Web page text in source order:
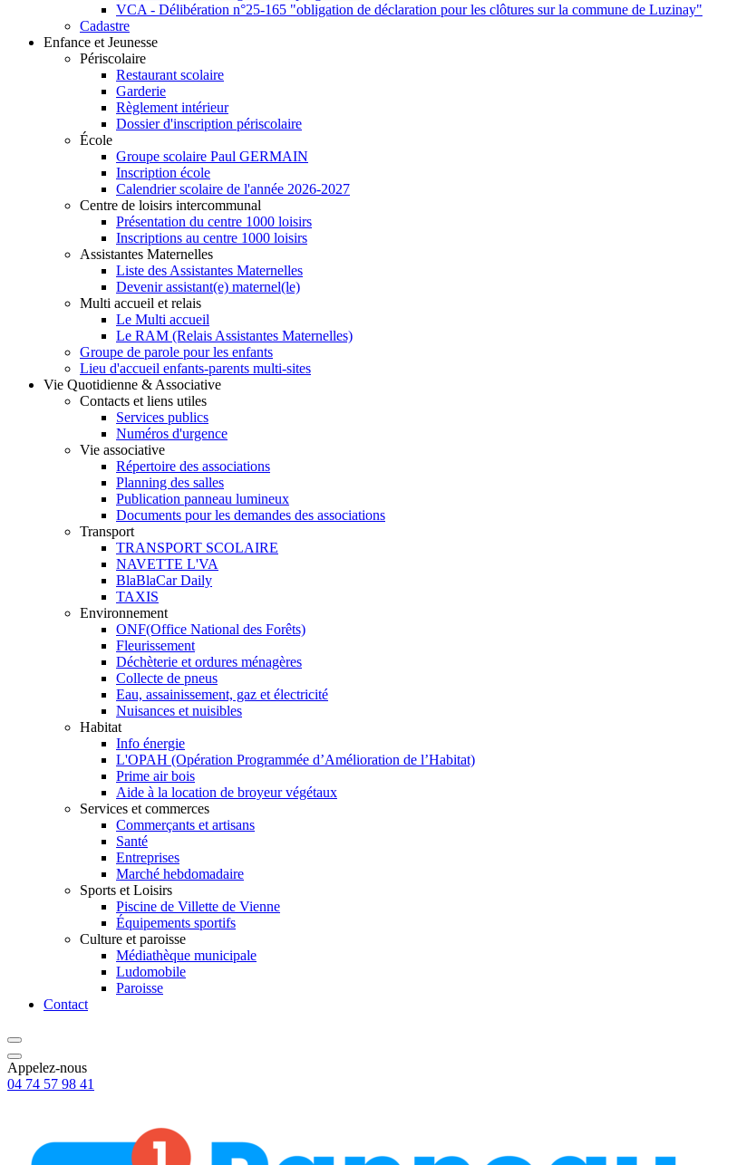
VCA - Délibération n°25-165 "obligation de déclaration pour les clôtures sur la commune de Luzinay"
Cadastre
Enfance et Jeunesse
Périscolaire
Restaurant scolaire
Garderie
Règlement intérieur
Dossier d'inscription périscolaire
École
Groupe scolaire Paul GERMAIN
Inscription école
Calendrier scolaire de l'année 2026-2027
Centre de loisirs intercommunal
Présentation du centre 1000 loisirs
Inscriptions au centre 1000 loisirs
Assistantes Maternelles
Liste des Assistantes Maternelles
Devenir assistant(e) maternel(le)
Multi accueil et relais
Le Multi accueil
Le RAM (Relais Assistantes Maternelles)
Groupe de parole pour les enfants
Lieu d'accueil enfants-parents multi-sites
Vie Quotidienne & Associative
Contacts et liens utiles
Services publics
Numéros d'urgence
Vie associative
Répertoire des associations
Planning des salles
Publication panneau lumineux
Documents pour les demandes des associations
Transport
TRANSPORT SCOLAIRE
NAVETTE L'VA
BlaBlaCar Daily
TAXIS
Environnement
ONF(Office National des Forêts)
Fleurissement
Déchèterie et ordures ménagères
Collecte de pneus
Eau, assainissement, gaz et électricité
Nuisances et nuisibles
Habitat
Info énergie
L'OPAH (Opération Programmée d’Amélioration de l’Habitat)
Prime air bois
Aide à la location de broyeur végétaux
Services et commerces
Commerçants et artisans
Santé
Entreprises
Marché hebdomadaire
Sports et Loisirs
Piscine de Villette de Vienne
Équipements sportifs
Culture et paroisse
Médiathèque municipale
Ludomobile
Paroisse
Contact
Appelez-nous
04 74 57 98 41